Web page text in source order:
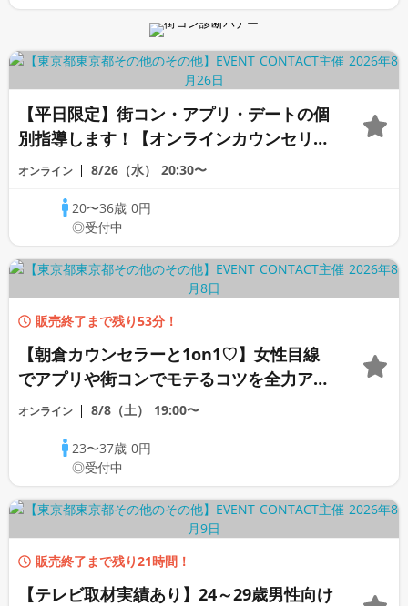
【平日限定】街コン・アプリ・デートの個
別指導します！【オンラインカウンセリン
グ】《芹沢カウンセラー》
オンライン 8/26（水） 20:30〜
20〜36歳0円
◎受付中
販売終了まで残り53分！
【朝倉カウンセラーと1on1♡】女性目線
でアプリや街コンでモテるコツを全力アド
バイス♡《オンライン恋愛カウンセリン
オンライン 8/8（土） 19:00〜
23〜37歳0円
◎受付中
販売終了まで残り21時間！
【テレビ取材実績あり】24～29歳男性向け